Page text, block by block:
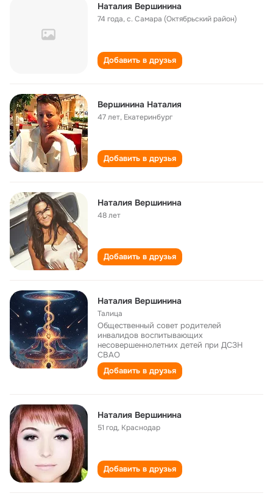
Наталия Вершинина
74 года,с. Самара (Октябрьский район)
Добавить в друзья
Вершинина Наталия
47 лет, Екатеринбург
Добавить в друзья
Наталия Вершинина
48 лет
Добавить в друзья
Наталия Вершинина
Талица
Общественный совет родителей
инвалидов воспитывающих
несовершеннолетних детей при ДСЗН
СВАО
Добавить в друзья
Наталия Вершинина
51 год, Краснодар
Добавить в друзья